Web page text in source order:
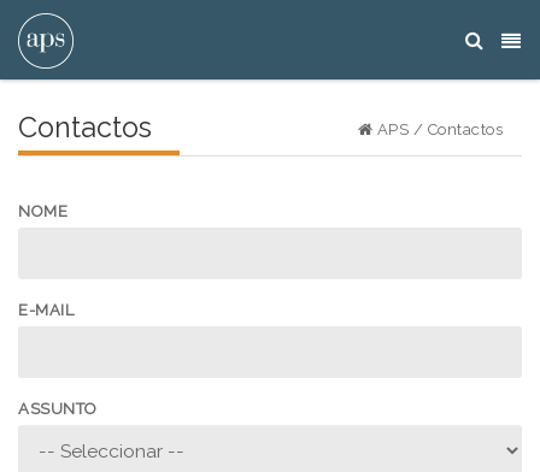
Contactos APS / Contactos
NOME
E-MAIL
ASSUNTO